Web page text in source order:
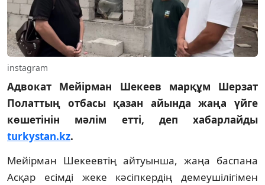
instagram
Адвокат Мейірман Шекеев марқұм Шерзат
Полаттың отбасы қазан айында жаңа үйге
көшетінін мәлім етті, деп хабарлайды
turkystan.kz.
Мейірман Шекеевтің айтуынша, жаңа баспана
Асқар есімді жеке кәсіпкердің демеушілігімен